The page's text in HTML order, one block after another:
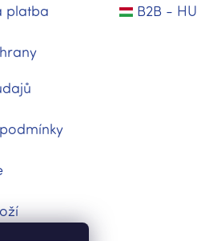
platba B2B - HU